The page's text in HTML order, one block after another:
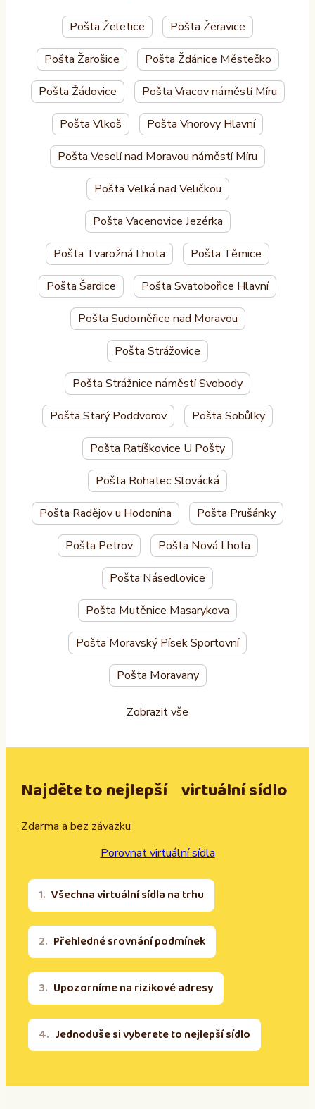
Pošta Želetice Pošta Žeravice
Pošta Žarošice Pošta Ždánice Městečko
Pošta Žádovice Pošta Vracov náměstí Míru
Pošta Vlkoš Pošta Vnorovy Hlavní
Pošta Veselí nad Moravou náměstí Míru
Pošta Velká nad Veličkou
Pošta Vacenovice Jezérka
Pošta Tvarožná Lhota Pošta Těmice
Pošta Šardice Pošta Svatobořice Hlavní
Pošta Sudoměřice nad Moravou
Pošta Strážovice
Pošta Strážnice náměstí Svobody
Pošta Starý Poddvorov Pošta Sobůlky
Pošta Ratíškovice U Pošty
Pošta Rohatec Slovácká
Pošta Radějov u Hodonína Pošta Prušánky
Pošta Petrov Pošta Nová Lhota
Pošta Násedlovice
Pošta Mutěnice Masarykova
Pošta Moravský Písek Sportovní
Pošta Moravany
Zobrazit vše
Najděte to nejlepší virtuální sídlo
Zdarma a bez závazku
Porovnat virtuální sídla
Všechna virtuální sídla na trhu
Přehledné srovnání podmínek
Upozorníme na rizikové adresy
Jednoduše si vyberete to nejlepší sídlo